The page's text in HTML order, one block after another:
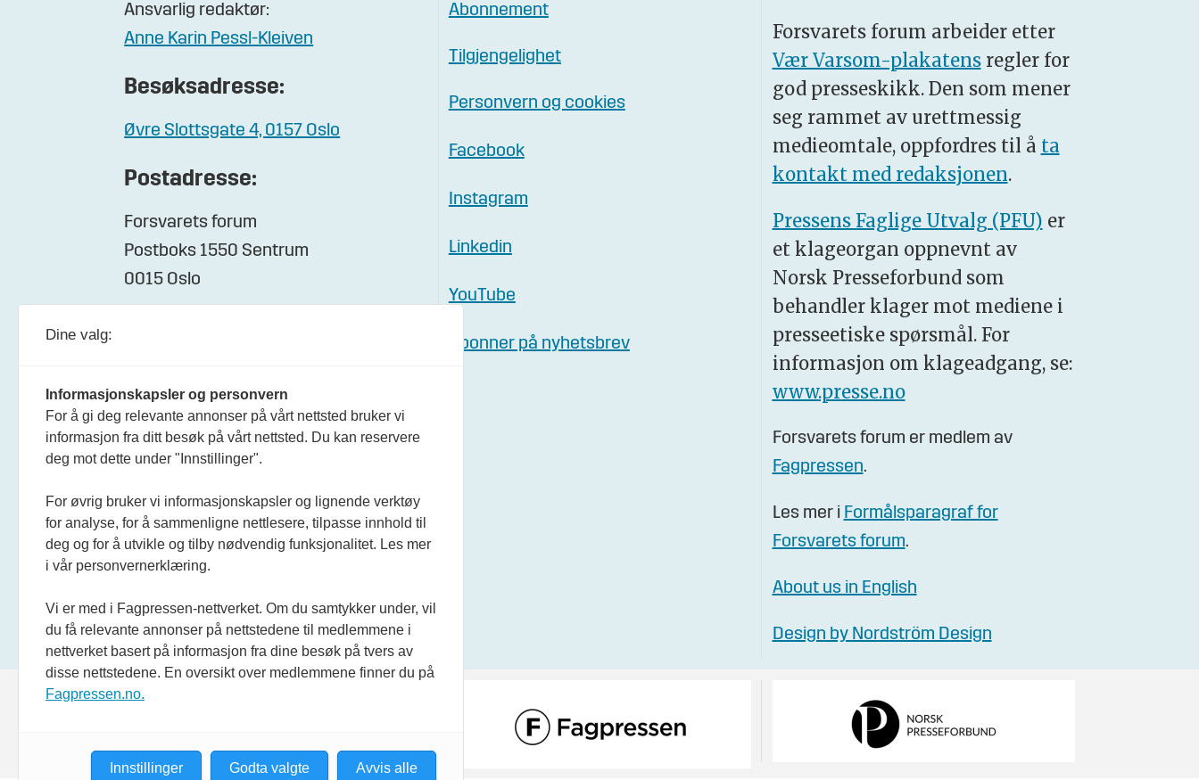
Ansvarlig redaktør:
Anne Karin Pessl-Kleiven
Besøksadresse:
Øvre Slottsgate 4, 0157 Oslo
Postadresse:
Forsvarets forum
Postboks 1550 Sentrum
0015 Oslo
Abonnement
Tilgjengelighet
Personvern og cookies
Facebook
Instagram
Linkedin
YouTube
Abonner på nyhetsbrev
Forsvarets forum arbeider etter
Vær Varsom-plakatensregler for
god presseskikk. Den som mener
seg rammet av urettmessig
medieomtale, oppfordres til å ta
kontakt med redaksjonen.
Pressens Faglige Utvalg (PFU) er
et klageorgan oppnevnt av
Norsk Presseforbund som
behandler klager mot mediene i
presseetiske spørsmål. For
informasjon om klageadgang, se:
www.presse.no
Forsvarets forum er medlem av
Fagpressen.
Les mer i Formålsparagraf for
Forsvarets forum.
About us in English
Design by Nordström Design
Dine valg:
Informasjonskapsler og personvern
For å gi deg relevante annonser på vårt nettsted bruker vi
informasjon fra ditt besøk på vårt nettsted. Du kan reservere
deg mot dette under "Innstillinger".
For øvrig bruker vi informasjonskapsler og lignende verktøy
for analyse, for å sammenligne nettlesere, tilpasse innhold til
deg og for å utvikle og tilby nødvendig funksjonalitet. Les mer
i vår personvernerklæring.
Vi er med i Fagpressen-nettverket. Om du samtykker under, vil
du få relevante annonser på nettstedene til medlemmene i
nettverket basert på informasjon fra dine besøk på tvers av
disse nettstedene. En oversikt over medlemmene finner du på
Fagpressen.no.
Avvis alle
Godta valgte
Innstillinger